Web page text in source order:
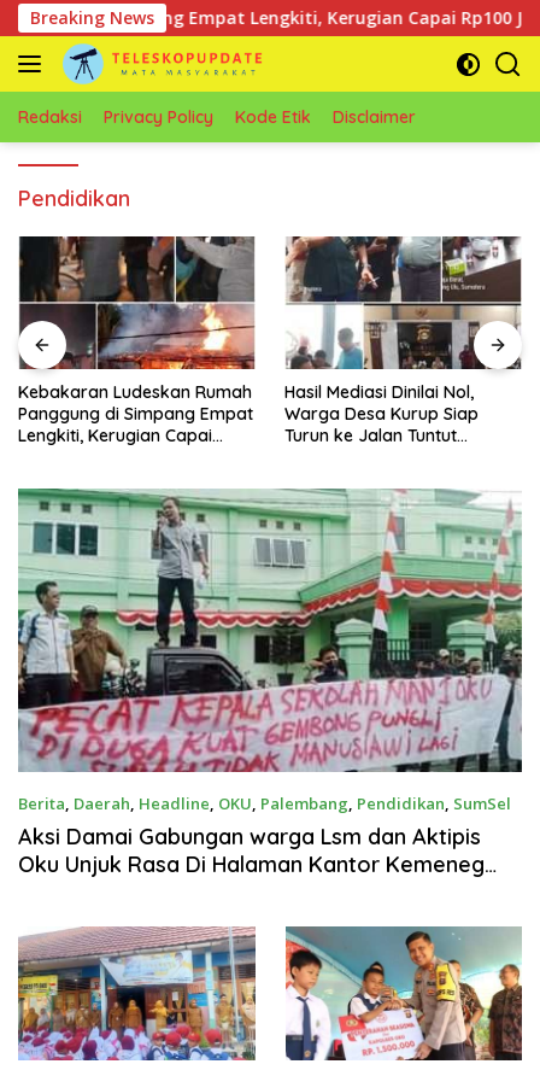
Langsung
ke
konten
Breaking News
di Simpang Empat Lengkiti, Kerugian Capai Rp100 Juta
Redaksi Privacy Policy Kode Etik Disclaimer
Pendidikan
Hasil Mediasi Dinilai Nol,
Warga Desa Kurup Siap
Turun ke Jalan Tuntut
Undang‑Undang
Modus Pinjam Beli
Tersangka Gelapkan
Motor Diringkus
Berita, Daerah, Headline, OKU, Palembang, Pendidikan, SumSel
9 Agustus 2024
Aksi Damai Gabungan warga Lsm dan Aktipis
Oku Unjuk Rasa Di Halaman Kantor Kemeneg
Dugaan Pungli Di MANS 1 OKU